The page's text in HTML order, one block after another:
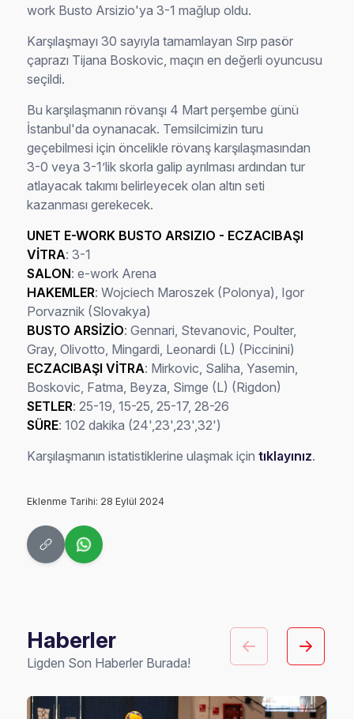
work Busto Arsizio'ya 3-1 mağlup oldu.
Karşılaşmayı 30 sayıyla tamamlayan Sırp pasör
çaprazı Tijana Boskovic, maçın en değerli oyuncusu
seçildi.
Bu karşılaşmanın rövanşı 4 Mart perşembe günü
İstanbul'da oynanacak. Temsilcimizin turu
geçebilmesi için öncelikle rövanş karşılaşmasından
3-0 veya 3-1’lik skorla galip ayrılması ardından tur
atlayacak takımı belirleyecek olan altın seti
kazanması gerekecek.
UNET E-WORK BUSTO ARSIZIO - ECZACIBAŞI
VİTRA: 3-1
SALON: e-work Arena
HAKEMLER: Wojciech Maroszek (Polonya), Igor
Porvaznik (Slovakya)
BUSTO ARSİZİO: Gennari, Stevanovic, Poulter,
Gray, Olivotto, Mingardi, Leonardi (L) (Piccinini)
ECZACIBAŞI VİTRA: Mirkovic, Saliha, Yasemin,
Boskovic, Fatma, Beyza, Simge (L) (Rigdon)
SETLER: 25-19, 15-25, 25-17, 28-26
SÜRE: 102 dakika (24',23',23',32')
Karşılaşmanın istatistiklerine ulaşmak içintıklayınız.
Eklenme Tarihi: 28 Eylül 2024
Haberler
Ligden Son Haberler Burada!